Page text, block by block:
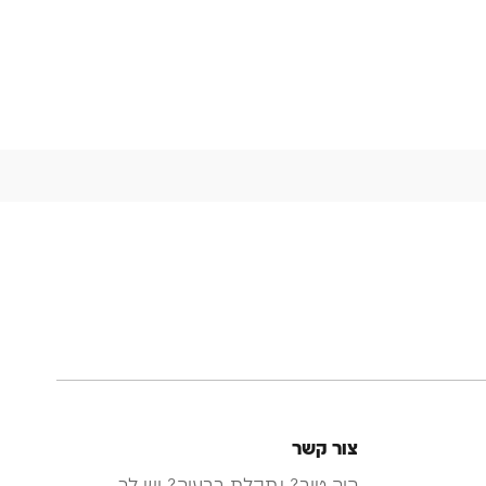
צור קשר